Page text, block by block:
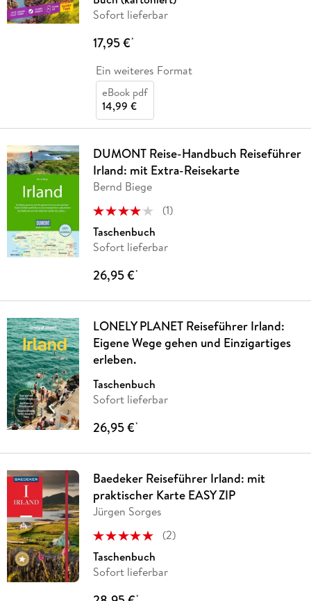
Sofort lieferbar
17,95 €*
Ein weiteres Format
eBook pdf
14,99 €
DUMONT Reise-Handbuch Reiseführer
Irland: mit Extra-Reisekarte
Bernd Biege
(1)
Taschenbuch
Sofort lieferbar
26,95 €*
LONELY PLANET Reiseführer Irland:
Eigene Wege gehen und Einzigartiges
erleben.
Taschenbuch
Sofort lieferbar
26,95 €*
Baedeker Reiseführer Irland: mit
praktischer Karte EASY ZIP
Jürgen Sorges
(2)
Taschenbuch
Sofort lieferbar
*